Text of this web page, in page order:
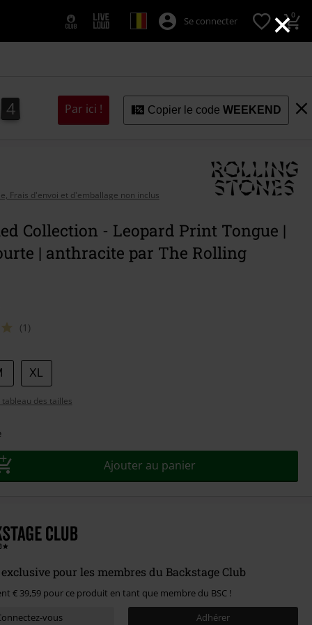
×
Se connecter 0
2
4
3 Par ici ! Copier le codeWEEKEND
Frais d'envoi et d'emballage non inclus
Collection - Leopard Print Tongue |
| anthracite par The Rolling
(1)
XL
des tailles
Ajouter au panier
pour les membres du Backstage Club
€ 39,59 pour ce produit en tant que membre du BSC !
vous
Adhérer